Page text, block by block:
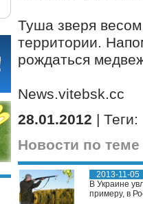
Туша зверя
территории.
рождаться
News.vitebsk.cc
28.01.2012 | Теги:
Новости по теме
2013-11-05
В Украине
примеру, в